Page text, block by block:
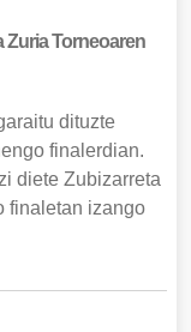
Zuria Torneoaren
dituzte
finalerdian.
diete Zubizarreta
finaletan izango